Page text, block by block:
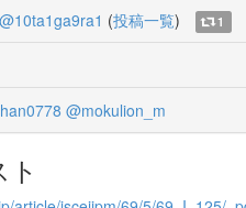
@10ta1ga9ra1 (投稿一覧) 1
@mokulion_m